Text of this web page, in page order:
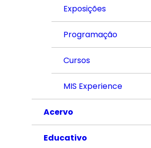
Exposições
Programação
Cursos
MIS Experience
Acervo
Educativo